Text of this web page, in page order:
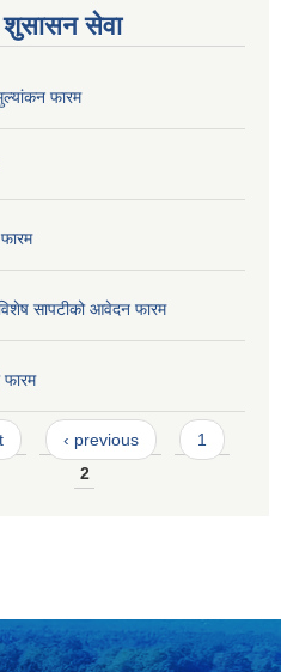
शुसासन सेवा
फारम
सापटीको आवेदन फारम
फारम
‹ previous
1
2